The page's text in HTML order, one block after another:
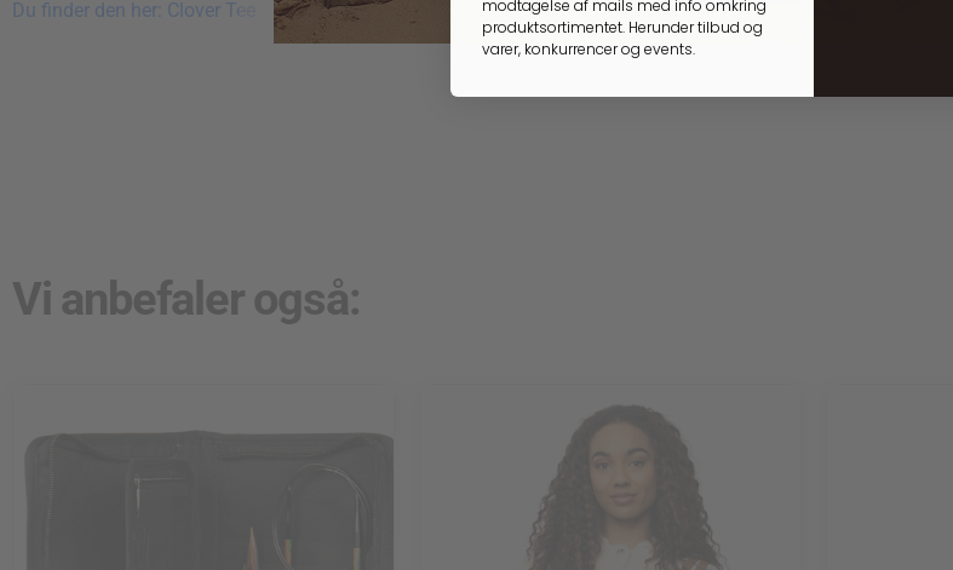
Du finder den her: Clover Tee
Vi anbefaler også:
modtagelse af mails med info omkring
produktsortimentet. Herunder tilbud og
varer, konkurrencer og events.